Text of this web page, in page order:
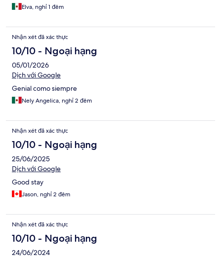
Elva, nghỉ 1 đêm
Nhận xét đã xác thực
10/10 - Ngoại hạng
05/01/2026
Dịch với Google
Genial como siempre
Nely Angelica, nghỉ 2 đêm
Nhận xét đã xác thực
10/10 - Ngoại hạng
25/06/2025
Dịch với Google
Good stay
Jason, nghỉ 2 đêm
Nhận xét đã xác thực
10/10 - Ngoại hạng
24/06/2024